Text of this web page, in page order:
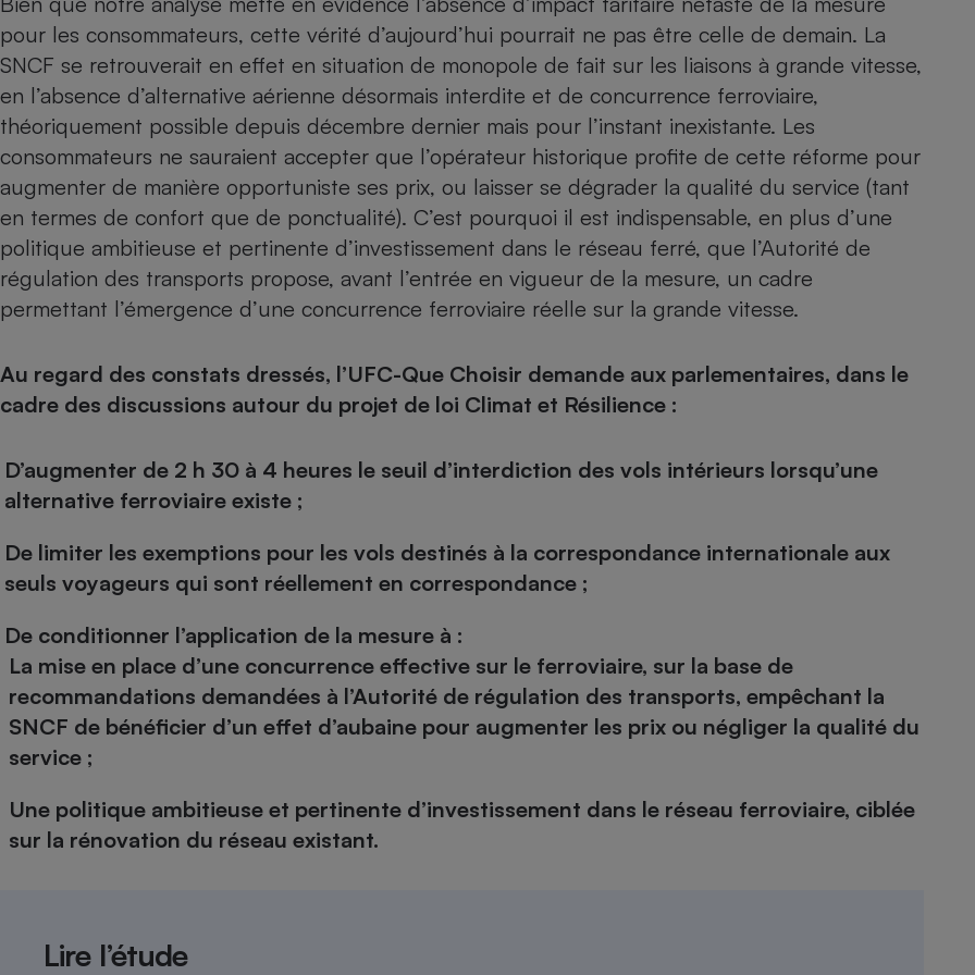
pour les consommateurs, cette vérité d’aujourd’hui pourrait ne pas être celle de demain. La
SNCF se retrouverait en effet en situation de monopole de fait sur les liaisons à grande vitesse,
en l’absence d’alternative aérienne désormais interdite et de concurrence ferroviaire,
théoriquement possible depuis décembre dernier mais pour l’instant inexistante. Les
consommateurs ne sauraient accepter que l’opérateur historique profite de cette réforme pour
augmenter de manière opportuniste ses prix, ou laisser se dégrader la qualité du service (tant
en termes de confort que de ponctualité). C’est pourquoi il est indispensable, en plus d’une
politique ambitieuse et pertinente d’investissement dans le réseau ferré, que l’Autorité de
régulation des transports propose, avant l’entrée en vigueur de la mesure, un cadre
permettant l’émergence d’une concurrence ferroviaire réelle sur la grande vitesse.
Au regard des constats dressés, l’UFC-Que Choisir demande aux parlementaires, dans le
cadre des discussions autour du projet de loi Climat et Résilience :
D’augmenter de 2 h 30 à 4 heures le seuil d’interdiction des vols intérieurs lorsqu’une
alternative ferroviaire existe ;
De limiter les exemptions pour les vols destinés à la correspondance internationale aux
seuls voyageurs qui sont réellement en correspondance ;
De conditionner l’application de la mesure à :
La mise en place d’une concurrence effective sur le ferroviaire, sur la base de
recommandations demandées à l’Autorité de régulation des transports, empêchant la
SNCF de bénéficier d’un effet d’aubaine pour augmenter les prix ou négliger la qualité du
service ;
Une politique ambitieuse et pertinente d’investissement dans le réseau ferroviaire, ciblée
sur la rénovation du réseau existant.
Lire l’étude